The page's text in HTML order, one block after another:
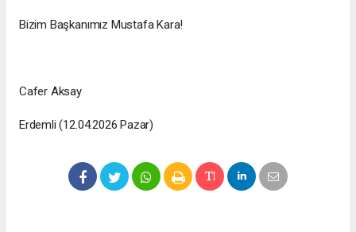
Bizim Başkanımız Mustafa Kara!
Cafer Aksay
Erdemli (12.04.2026 Pazar)